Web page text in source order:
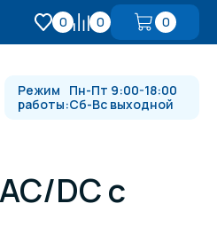
0 0 0
и гидромассажи
Режим
работы:
Пн-Пт 9:00-18:00
Сб-Вс выходной
DC с